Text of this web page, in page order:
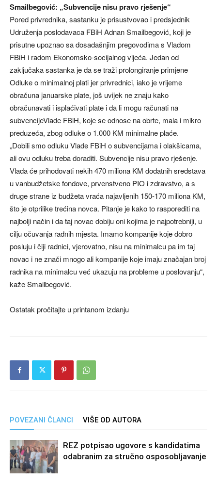
Smailbegović: „Subvencije nisu pravo rješenje“
Pored privrednika, sastanku je prisustvovao i predsjednik
Udruženja poslodavaca FBiH Adnan Smailbegović, koji je
prisutne upoznao sa dosadašnjim pregovodima s Vladom
FBiH i radom Ekonomsko-socijalnog vijeća. Jedan od
zaključaka sastanka je da se traži prolongiranje primjene
Odluke o minimalnoj plati jer privrednici, iako je vrijeme
obračuna januarske plate, još uvijek ne znaju kako
obračunavati i isplaćivati plate i da li mogu računati na
subvencijeVlade FBiH, koje se odnose na obrte, mala i mikro
preduzeća, zbog odluke o 1.000 KM minimalne plaće.
„Dobili smo odluku Vlade FBiH o subvencijama i olakšicama,
ali ovu odluku treba doraditi. Subvencije nisu pravo rješenje.
Vlada će prihodovati nekih 470 miliona KM dodatnih sredstava
u vanbudžetske fondove, prvenstveno PIO i zdravstvo, a s
druge strane iz budžeta vraća najavljenih 150-170 miliona KM,
što je otprilike trećina novca. Pitanje je kako to rasporediti na
najbolji način i da taj novac dobiju oni kojima je najpotrebniji, u
cilju očuvanja radnih mjesta. Imamo kompanije koje dobro
posluju i čiji radnici, vjerovatno, nisu na minimalcu pa im taj
novac i ne znači mnogo ali kompanije koje imaju značajan broj
radnika na minimalcu već ukazuju na probleme u poslovanju“,
kaže Smailbegović.
Ostatak pročitajte u printanom izdanju
POVEZANI ČLANCI VIŠE OD AUTORA
REZ potpisao ugovore s kandidatima
odabranim za stručno osposobljavanje